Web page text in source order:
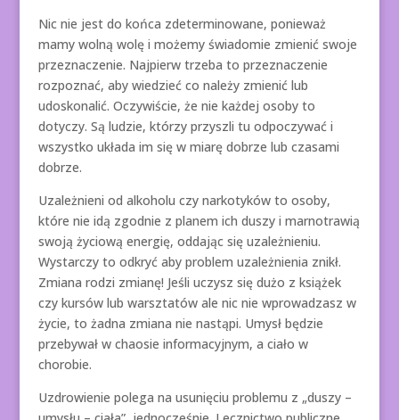
Nic nie jest do końca zdeterminowane, ponieważ
mamy wolną wolę i możemy świadomie zmienić swoje
przeznaczenie. Najpierw trzeba to przeznaczenie
rozpoznać, aby wiedzieć co należy zmienić lub
udoskonalić. Oczywiście, że nie każdej osoby to
dotyczy. Są ludzie, którzy przyszli tu odpoczywać i
wszystko układa im się w miarę dobrze lub czasami
dobrze.
Uzależnieni od alkoholu czy narkotyków to osoby,
które nie idą zgodnie z planem ich duszy i marnotrawią
swoją życiową energię, oddając się uzależnieniu.
Wystarczy to odkryć aby problem uzależnienia znikł.
Zmiana rodzi zmianę! Jeśli uczysz się dużo z książek
czy kursów lub warsztatów ale nic nie wprowadzasz w
życie, to żadna zmiana nie nastąpi. Umysł będzie
przebywał w chaosie informacyjnym, a ciało w
chorobie.
Uzdrowienie polega na usunięciu problemu z „duszy –